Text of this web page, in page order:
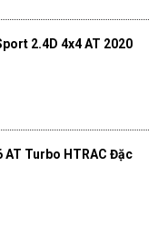
2.4D 4x4 AT 2020
AT Turbo HTRAC Đặc